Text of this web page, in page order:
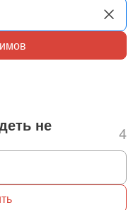
не
4